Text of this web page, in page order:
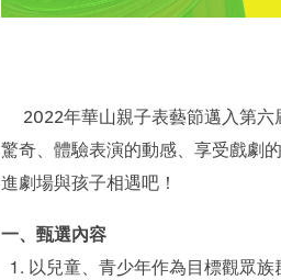
2022年華山親子表藝節邁入第六
驚奇、體驗表演的動感、享受戲劇
進劇場與孩子相遇吧！
一、甄選內容
以兒童、青少年作為目標觀眾族